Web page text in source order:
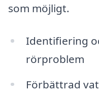
som möjligt.
Identifiering
rörproblem
Förbättrad